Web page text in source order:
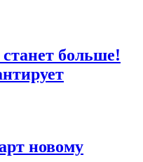
больше!
новому